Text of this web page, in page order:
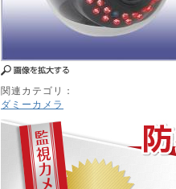
関連カテゴリ：
ダミーカメラ